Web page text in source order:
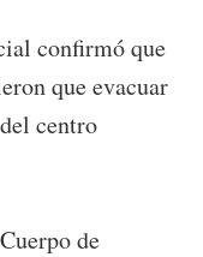
confirmó que
que evacuar
centro
de